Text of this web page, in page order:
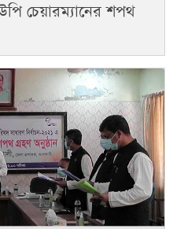
চেয়ারম্যানের শপথ